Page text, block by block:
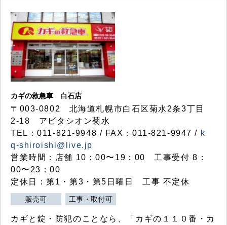
カギの救急車 白石店
〒003-0802 北海道札幌市白石区菊水2条3丁目
2-18 アビタシオン菊水
TEL：011-821-9948 / FAX：011-821-9947 / k
q-shiroishi@live.jp
営業時間：店舗 10：00〜19：00 工事受付 8：
00〜23：00
定休日：第1・第3・第5日曜日 工事 不定休
販売可 工事・取付可
カギと錠・防犯のことなら、「カギの１１０番・カ